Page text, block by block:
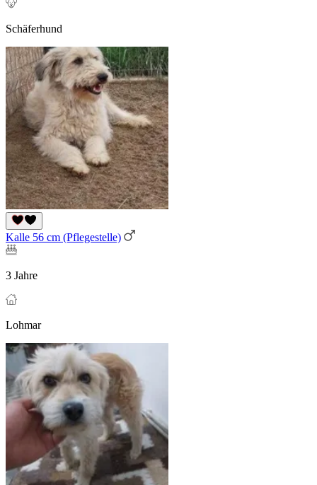
Schäferhund
Kalle 56 cm (Pflegestelle)
3 Jahre
Lohmar